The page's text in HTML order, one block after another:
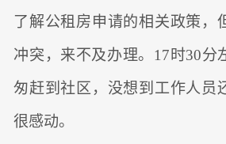
了解公租房申请的相关政策，
冲突，来不及办理。17时30分
匆赶到社区，没想到工作人员
很感动。